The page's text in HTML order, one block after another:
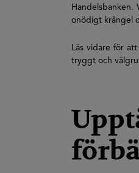
onödigt krångel
Läs vidare för
tryggt och